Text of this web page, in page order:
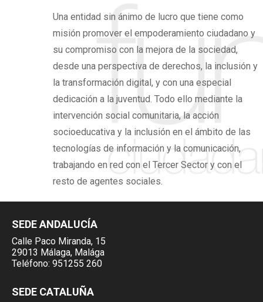
Una entidad sin ánimo de lucro que tiene como
misión promover el empoderamiento ciudadano y
su compromiso con la mejora de la sociedad,
desde una perspectiva de derechos, la inclusión y
la transformación digital, y con una especial
dedicación a la juventud. Todo ello mediante la
intervención social comunitaria, la acción
socioeducativa y la inclusión en el ámbito de las
tecnologías de información y la comunicación,
trabajando en red con el Tercer Sector y con el
resto de agentes sociales.
SEDE ANDALUCÍA
Calle Paco Miranda, 15
29013 Málaga, Malága
Teléfono: 951255 260
SEDE CATALUÑA